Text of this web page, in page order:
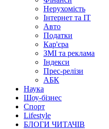
Нерухомість
Інтернет та IT
Авто
Податки
Кар'єра
ЗМІ та реклама
Індекси
Прес-релізи
АБК
Наука
Шоу-бізнес
Спорт
Lifestyle
БЛОГИ ЧИТАЧІВ